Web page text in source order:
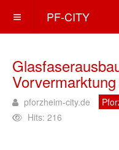
PF-CITY
pforzheim-city.de
Hits: 216